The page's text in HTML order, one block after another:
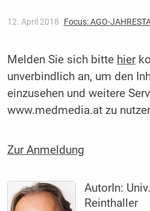
12. April 2018 Focus: AGO-
Melden Sie sich bitte hier
unverbindlich an, um den
einzusehen und weitere
www.medmedia.at zu
Zur Anmeldung
AutorIn:
Reinthaller